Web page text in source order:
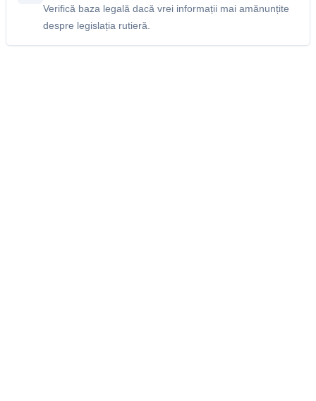
Verifică baza legală dacă vrei informații mai amănunțite
despre legislația rutieră.